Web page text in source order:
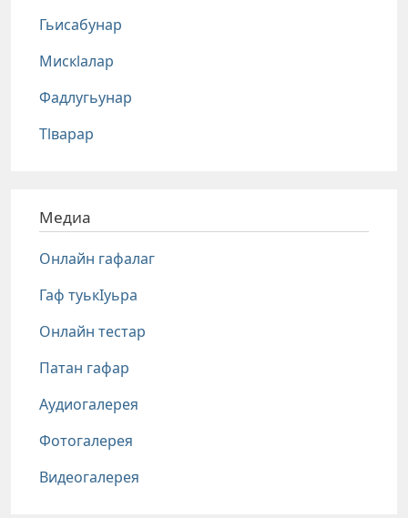
Гьисабунар
Мискlалар
Фадлугьунар
Тlварар
Медиа
Онлайн гафалаг
Гаф туькIуьра
Онлайн тестар
Патан гафар
Аудиогалерея
Фотогалерея
Видеогалерея